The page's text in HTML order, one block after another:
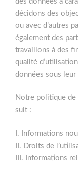
décidons des
ou avec d’autres
également des
travaillons à des
qualité
données sous
Notre politique
suit :
I. Informations
II. Droits de
III. Informations